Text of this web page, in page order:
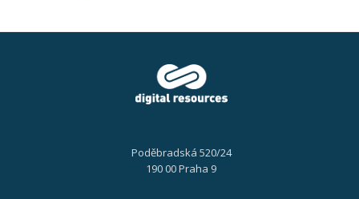
Poděbradská 520/24
190 00 Praha 9